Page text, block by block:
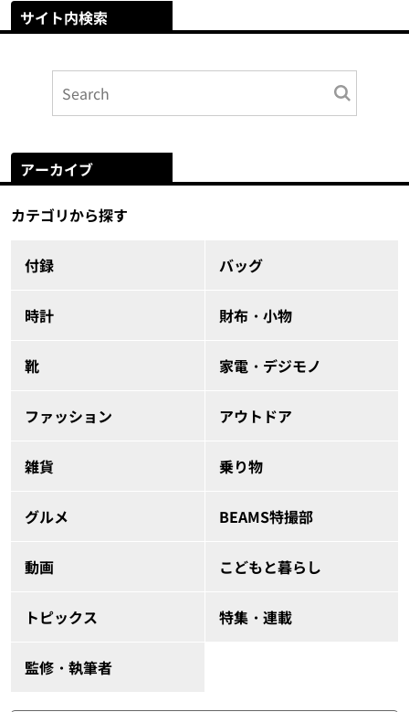
サイト内検索
アーカイブ
カテゴリから探す
付録 バッグ
時計 財布・小物
靴 家電・デジモノ
ファッション アウトドア
雑貨 乗り物
グルメ BEAMS特撮部
動画 こどもと暮らし
トピックス 特集・連載
監修・執筆者